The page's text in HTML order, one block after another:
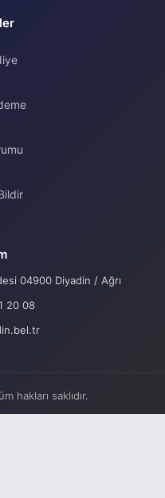
04900 Diyadin / Ağrı
20 08
hakları saklıdır.